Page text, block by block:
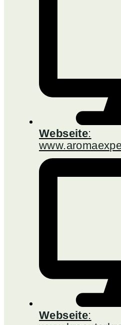
Webseite:
Webseite: